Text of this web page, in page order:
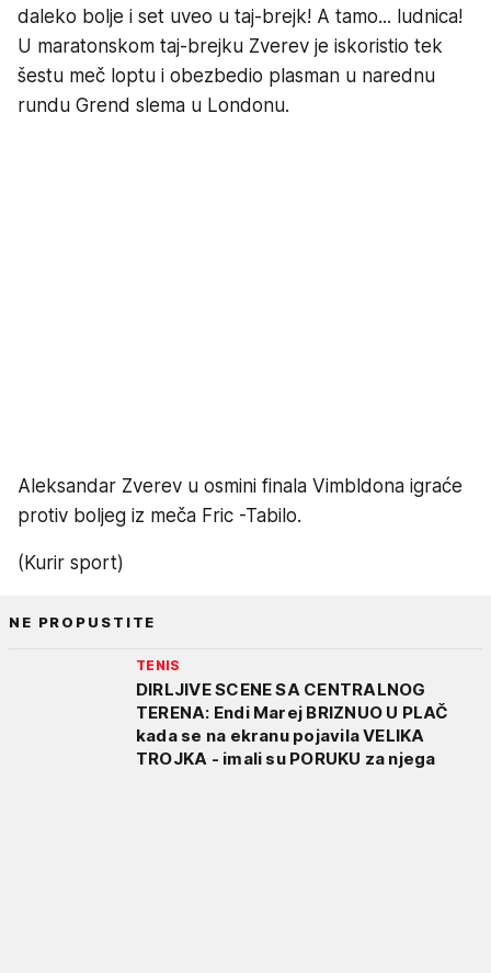
daleko bolje i set uveo u taj-brejk! A tamo... ludnica!
U maratonskom taj-brejku Zverev je iskoristio tek
šestu meč loptu i obezbedio plasman u narednu
rundu Grend slema u Londonu.
Aleksandar Zverev u osmini finala Vimbldona igraće
protiv boljeg iz meča Fric -Tabilo.
(Kurir sport)
NE PROPUSTITE
TENIS
DIRLJIVE SCENE SA CENTRALNOG
TERENA: Endi Marej BRIZNUO U PLAČ
kada se na ekranu pojavila VELIKA
TROJKA - imali su PORUKU za njega